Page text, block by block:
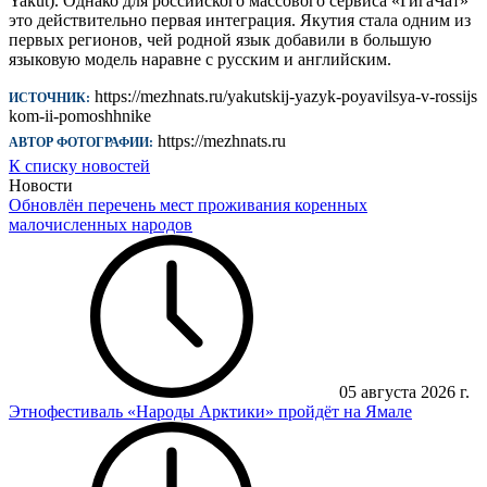
это действительно первая интеграция. Якутия стала одним из
первых регионов, чей родной язык добавили в большую
языковую модель наравне с русским и английским.
ИСТОЧНИК: https://mezhnats.ru/yakutskij-yazyk-poyavilsya-v-rossijs
kom-ii-pomoshhnike
АВТОР ФОТОГРАФИИ: https://mezhnats.ru
К списку новостей
Новости
Обновлён перечень мест проживания коренных
малочисленных народов
05 августа 2026 г.
Этнофестиваль «Народы Арктики» пройдёт на Ямале